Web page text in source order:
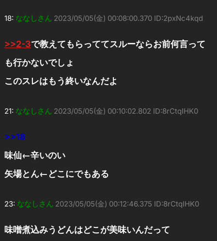
18: ななしさん 2023/05/05(金) 00:08:00.370 ID:2pxNc4kqd
>>2-3で教えてもらっててスルーならお前何言って
も行かないでしょ
このスレはもう終いなんだよ
21: ななしさん 2023/05/05(金) 00:10:02.802 ID:8rCtqIHK0
>>18
味仙←辛いのい
矢場とん←どこにでもある
23: ななしさん 2023/05/05(金) 00:12:46.375 ID:8rCtqIHK0
味噌煮込みうどんはどこが美味いんだって